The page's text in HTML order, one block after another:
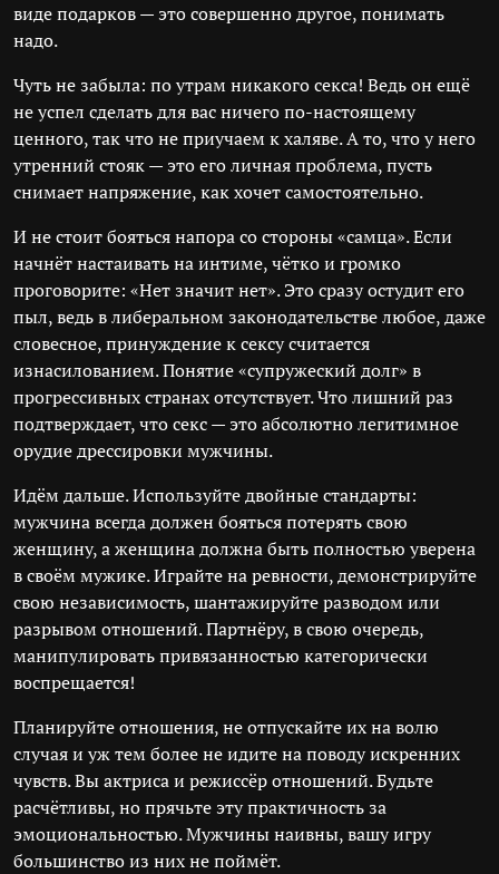
виде подарков — это совершенно другое, понимать
надо.
Чуть не забыла: по утрам никакого секса! Ведь он ещё
не успел сделать для вас ничего по-настоящему
ценного, так что не приучаем к халяве. А то, что у него
утренний стояк — это его личная проблема, пусть
снимает напряжение, как хочет самостоятельно.
И не стоит бояться напора со стороны «самца». Если
начнёт настаивать на интиме, чётко и громко
проговорите: «Нет значит нет». Это сразу остудит его
пыл, ведь в либеральном законодательстве любое, даже
словесное, принуждение к сексу считается
изнасилованием. Понятие «супружеский долг» в
прогрессивных странах отсутствует. Что лишний раз
подтверждает, что секс — это абсолютно легитимное
орудие дрессировки мужчины.
Идём дальше. Используйте двойные стандарты:
мужчина всегда должен бояться потерять свою
женщину, а женщина должна быть полностью уверена
в своём мужике. Играйте на ревности, демонстрируйте
свою независимость, шантажируйте разводом или
разрывом отношений. Партнёру, в свою очередь,
манипулировать привязанностью категорически
воспрещается!
Планируйте отношения, не отпускайте их на волю
случая и уж тем более не идите на поводу искренних
чувств. Вы актриса и режиссёр отношений. Будьте
расчётливы, но прячьте эту практичность за
эмоциональностью. Мужчины наивны, вашу игру
большинство из них не поймёт.